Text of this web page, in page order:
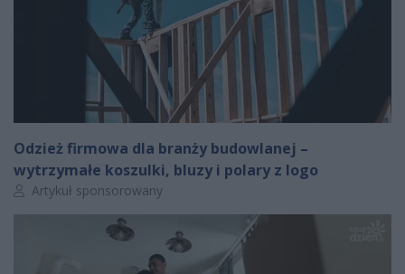
Odzież firmowa dla branży budowlanej –
wytrzymałe koszulki, bluzy i polary z logo
Autor artykułu:
Artykuł sponsorowany